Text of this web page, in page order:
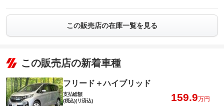
この販売店の在庫一覧を見る
この販売店の新着車種
フリード＋ハイブリッド
支払総額
(税込)(リ済込)
159.9万円